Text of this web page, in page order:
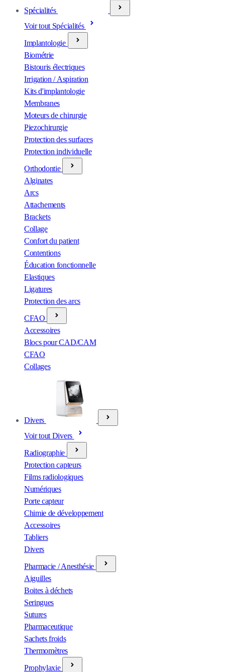
Spécialités
Voir tout Spécialités
Implantologie
Biométrie
Bistouris électriques
Irrigation / Aspiration
Kits d'implantologie
Membranes
Moteurs de chirurgie
Piezochirurgie
Protection des surfaces
Protection individuelle
Orthodontie
Alginates
Arcs
Attachements
Brackets
Collage
Confort du patient
Contentions
Éducation fonctionnelle
Elastiques
Ligatures
Protection des arcs
CFAO
Accessoires
Blocs pour CAD/CAM
CFAO
Collages
Divers
Voir tout Divers
Radiographie
Protection capteurs
Films radiologiques
Numériques
Porte capteur
Chimie de développement
Accessoires
Tabliers
Divers
Pharmacie / Anesthésie
Aiguilles
Boites à déchets
Seringues
Sutures
Pharmaceutique
Sachets froids
Thermomètres
Prophylaxie